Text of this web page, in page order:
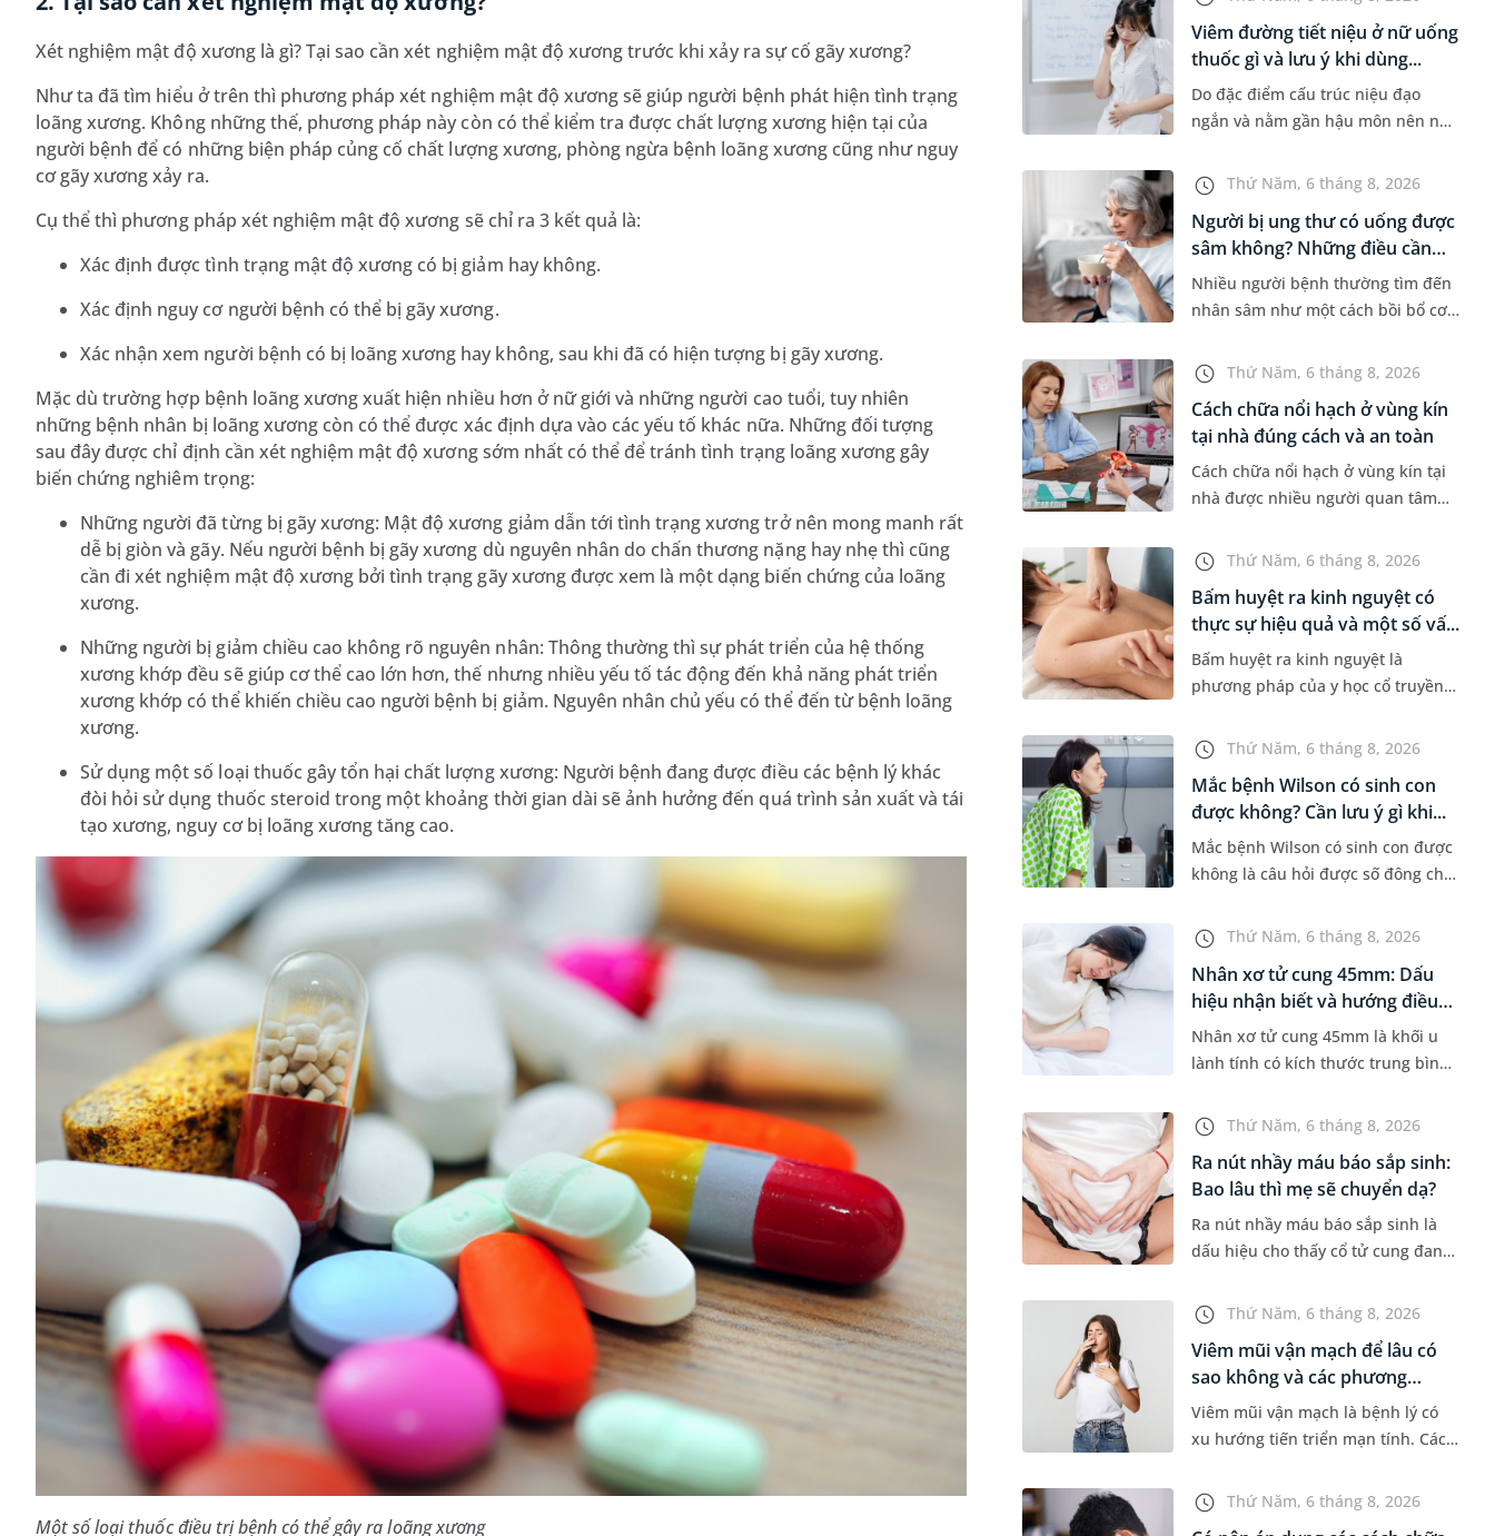
Xét nghiệm mật độ xương là gì? Tại sao cần xét nghiệm mật độ xương trước khi xảy ra sự cố gãy xương?
Như ta đã tìm hiểu ở trên thì phương pháp xét nghiệm mật độ xương sẽ giúp người bệnh phát hiện tình trạng
loãng xương. Không những thế, phương pháp này còn có thể kiểm tra được chất lượng xương hiện tại của
người bệnh để có những biện pháp củng cố chất lượng xương, phòng ngừa bệnh loãng xương cũng như nguy
cơ gãy xương xảy ra.
Cụ thể thì phương pháp xét nghiệm mật độ xương sẽ chỉ ra 3 kết quả là:
Xác định được tình trạng mật độ xương có bị giảm hay không.
Xác định nguy cơ người bệnh có thể bị gãy xương.
Xác nhận xem người bệnh có bị loãng xương hay không, sau khi đã có hiện tượng bị gãy xương.
Mặc dù trường hợp bệnh loãng xương xuất hiện nhiều hơn ở nữ giới và những người cao tuổi, tuy nhiên
những bệnh nhân bị loãng xương còn có thể được xác định dựa vào các yếu tố khác nữa. Những đối tượng
sau đây được chỉ định cần xét nghiệm mật độ xương sớm nhất có thể để tránh tình trạng loãng xương gây
biến chứng nghiêm trọng:
Những người đã từng bị gãy xương: Mật độ xương giảm dẫn tới tình trạng xương trở nên mong manh rất
dễ bị giòn và gãy. Nếu người bệnh bị gãy xương dù nguyên nhân do chấn thương nặng hay nhẹ thì cũng
cần đi xét nghiệm mật độ xương bởi tình trạng gãy xương được xem là một dạng biến chứng của loãng
xương.
Những người bị giảm chiều cao không rõ nguyên nhân: Thông thường thì sự phát triển của hệ thống
xương khớp đều sẽ giúp cơ thể cao lớn hơn, thế nhưng nhiều yếu tố tác động đến khả năng phát triển
xương khớp có thể khiến chiều cao người bệnh bị giảm. Nguyên nhân chủ yếu có thể đến từ bệnh loãng
xương.
Sử dụng một số loại thuốc gây tổn hại chất lượng xương: Người bệnh đang được điều các bệnh lý khác
đòi hỏi sử dụng thuốc steroid trong một khoảng thời gian dài sẽ ảnh hưởng đến quá trình sản xuất và tái
tạo xương, nguy cơ bị loãng xương tăng cao.
Một số loại thuốc điều trị bệnh có thể gây ra loãng xương
sĩ sẽ cân nhắc chỉ định p...
Viêm đường tiết niệu ở nữ uống
thuốc gì và lưu ý khi dùng...
Do đặc điểm cấu trúc niệu đạo
ngắn và nằm gần hậu môn nên nữ
niệu hơn nam giới. Tùy theo
nguyên nhân, mức độ nhiễm trùng
và...
Thứ Năm, 6 tháng 8, 2026
Người bị ung thư có uống được
sâm không? Những điều cần
b...
Nhiều người bệnh thường tìm đến
nhân sâm như một cách bồi bổ cơ
thư. Tuy nhiên, câu hỏi người bị
ung thư có uống được sâm kh...
Thứ Năm, 6 tháng 8, 2026
Cách chữa nổi hạch ở vùng kín
tại nhà đúng cách và an toàn
Cách chữa nổi hạch ở vùng kín tại
nhà được nhiều người quan tâm
bẹn hoặc cơ quan sinh dục. Nếu
hạch mới xuất hiện, kích th...
Thứ Năm, 6 tháng 8, 2026
Bấm huyệt ra kinh nguyệt có
thực sự hiệu quả và một số vấ...
Bấm huyệt ra kinh nguyệt là
phương pháp của y học cổ truyền
gặp tình trạng chậm kinh hoặc kinh
nguyệt không đều. Vậy phương
ph...
Thứ Năm, 6 tháng 8, 2026
Mắc bệnh Wilson có sinh con
được không? Cần lưu ý gì khi...
Mắc bệnh Wilson có sinh con được
không là câu hỏi được số đông chị
tâm. Trên thực tế, người mắc bệnh
Wilson vẫn có thể mang th...
Thứ Năm, 6 tháng 8, 2026
Nhân xơ tử cung 45mm: Dấu
hiệu nhận biết và hướng điều
tr...
Nhân xơ tử cung 45mm là khối u
lành tính có kích thước trung bình,
sinh sản. Mặc dù không phải
trường hợp nào cũng xuất hiệ...
Thứ Năm, 6 tháng 8, 2026
Ra nút nhầy máu báo sắp sinh:
Bao lâu thì mẹ sẽ chuyển dạ?
Ra nút nhầy máu báo sắp sinh là
dấu hiệu cho thấy cổ tử cung đang
trình sinh nở. Thế nhưng, khoảng
thời gian từ lúc xuất hiện nút...
Thứ Năm, 6 tháng 8, 2026
Viêm mũi vận mạch để lâu có
sao không và các phương
pháp...
Viêm mũi vận mạch là bệnh lý có
xu hướng tiến triển mạn tính. Các
nước mũi thường xuyên khiến
người bệnh khó chịu. Tuy nhiên,...
Thứ Năm, 6 tháng 8, 2026